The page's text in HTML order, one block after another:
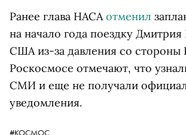
Ранее глава НАСАотменил
на начало года поездку Дмитрия
США из-за давления со стороны
Роскосмосе отмечают, что
СМИ и еще не получали
уведомления.
#КОСМОС